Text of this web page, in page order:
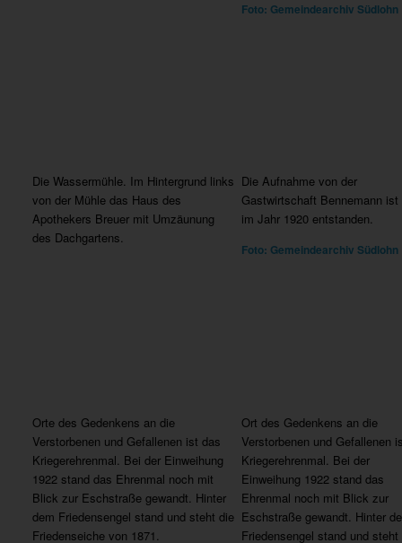
Foto: Gemeindearchiv Südlohn
Die Wassermühle. Im Hintergrund links
von der Mühle das Haus des
Apothekers Breuer mit Umzäunung
des Dachgartens.
Die Aufnahme von der
Gastwirtschaft Bennemann ist
im Jahr 1920 entstanden.
Foto: Gemeindearchiv Südlohn
Orte des Gedenkens an die
Verstorbenen und Gefallenen ist das
Kriegerehrenmal. Bei der Einweihung
1922 stand das Ehrenmal noch mit
Blick zur Eschstraße gewandt. Hinter
dem Friedensengel stand und steht die
Friedenseiche von 1871.
Ort des Gedenkens an die
Verstorbenen und Gefallenen
Kriegerehrenmal. Bei der
Einweihung 1922 stand das
Ehrenmal noch mit Blick zur
Eschstraße gewandt. Hinter
Friedensengel stand und steht